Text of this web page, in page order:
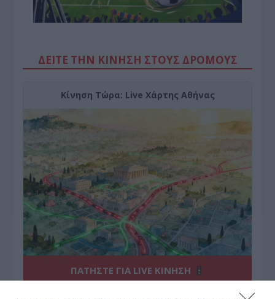
ΔΕΙΤΕ ΤΗΝ ΚΙΝΗΣΗ ΣΤΟΥΣ ΔΡΌΜΟΥΣ
Κίνηση Τώρα: Live Χάρτης Αθήνας
ΠΑΤΗΣΤΕ ΓΙΑ LIVE ΚΙΝΗΣΗ
Live ενημέρωση για Κηφισό, Αττική Οδό και κέντρο Αθήνας από το